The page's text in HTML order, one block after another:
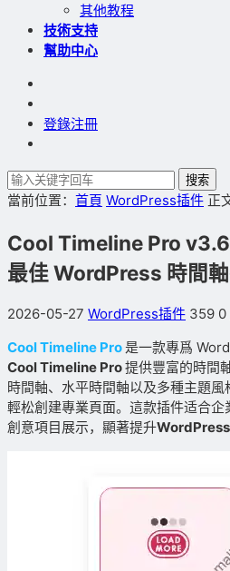
其他教程
技術支持
幫助中心
登錄注冊
搜索
當前位置： 首頁 WordPress插件 正
Cool Timeline Pro
最佳 WordPress 時間
2026-05-27 WordPress插件 359 0
Cool Timeline Pro是一款專爲
Cool Timeline Pro提供豐富的時間
時間軸、水平時間軸以及多種主題
輕松創建專業頁面。這款插件适合
創意項目展示，顯著提升